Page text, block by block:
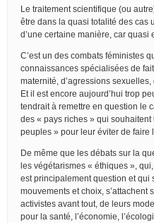
Le traitement scientifique (ou
être dans la quasi totalité des cas
d’une certaine manière, car quasi
C’est un des combats féministes
connaissances spécialisées de
maternité, d’agressions sexuelles,
Et il est encore aujourd’hui trop
tendrait à remettre en question le
des « pays riches » qui
peuples » pour leur éviter de faire
De même que les débats sur la
les végétarismes « éthiques »,
est principalement question et qui
mouvements et choix, s’attachent
activistes avant tout, de leurs
pour la santé, l’économie,